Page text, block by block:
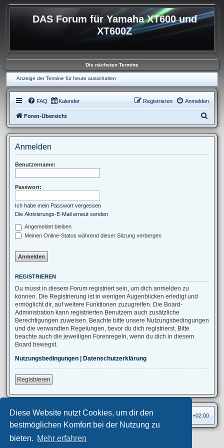
Diese Website nutzt Cookies, um dir den
bestmöglichen Komfort bei der Nutzung zu
bieten. Mehr erfahren
DAS Forum für Yamaha XT600 und
XT600Z
Die nächsten Termine
Anzeige der Termine für heute ausschalten
FAQ Kalender Anmelden
Registrieren
Foren-Übersicht
u
Anmelden
Benutzername:
Passwort:
Ich habe mein Passwort vergessen
Die Aktivierungs-E-Mail erneut senden
Angemeldet bleiben
Meinen Online-Status während dieser Sitzung verbergen
REGISTRIEREN
Du musst in diesem Forum registriert sein, um dich anmelden zu
können. Die Registrierung ist in wenigen Augenblicken erledigt und
ermöglicht dir, auf weitere Funktionen zuzugreifen. Die Board-
Administration kann registrierten Benutzern auch zusätzliche
Berechtigungen zuweisen. Beachte bitte unsere Nutzungsbedingungen
und die verwandten Regelungen, bevor du dich registrierst. Bitte
beachte auch die jeweiligen Forenregeln, wenn du dich in diesem
Board bewegst.
Nutzungsbedingungen | Datenschutzerklärung
Registrieren
Foren-Übersicht Alle Zeiten sind UTC+02:00
Privates Forum ©